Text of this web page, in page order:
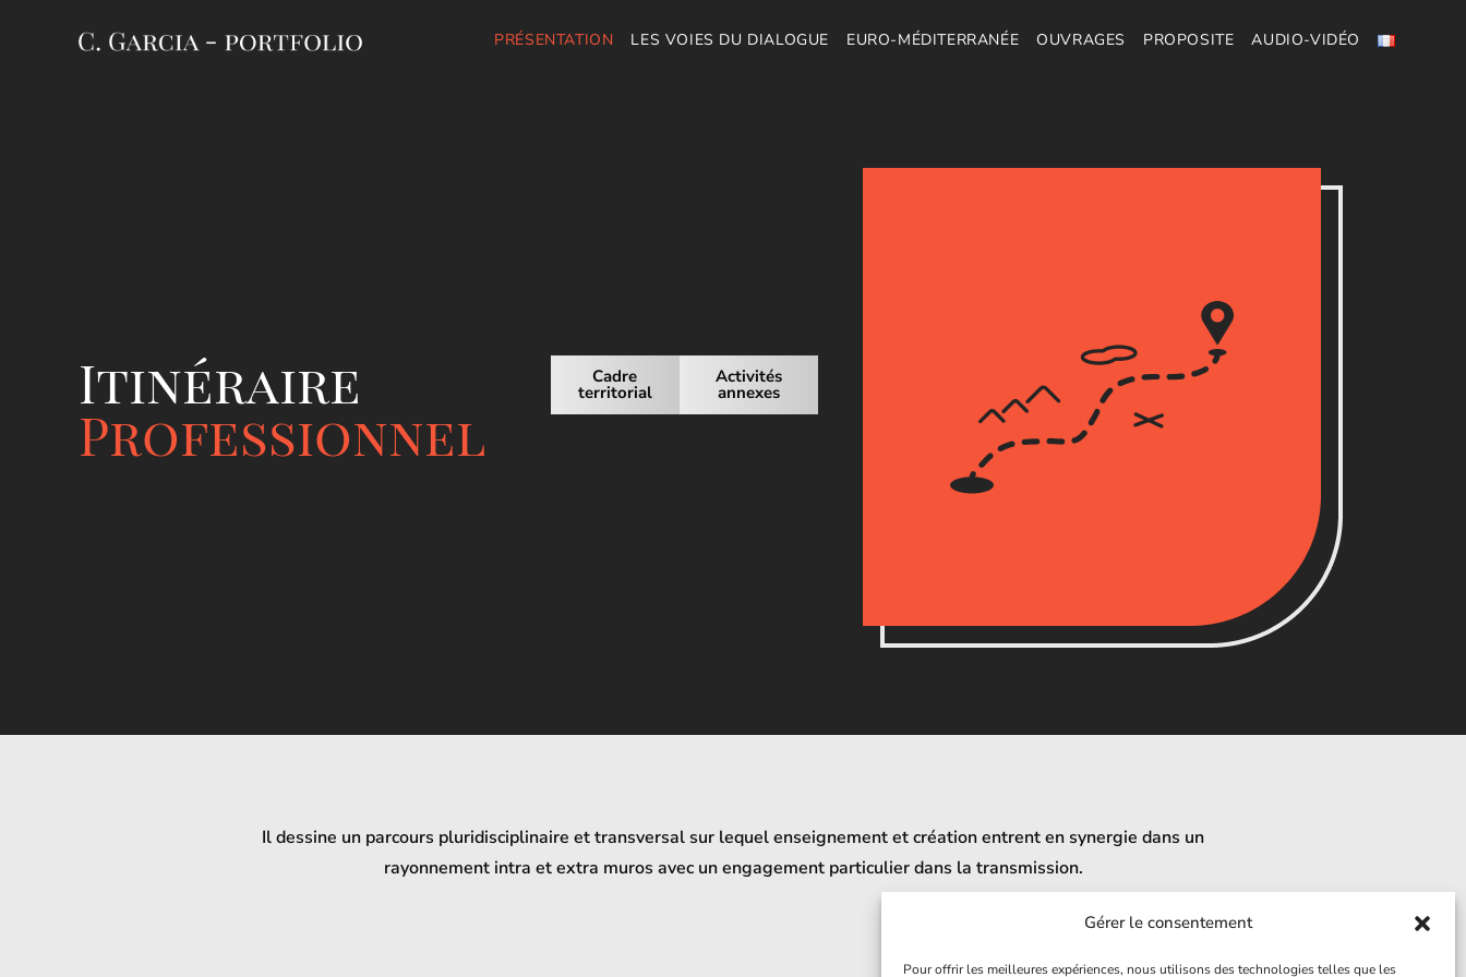
Gérer le consentement
Pour offrir les meilleures expériences, nous utilisons des technologies telles que les
PRÉSENTATION LES VOIES DU DIALOGUE EURO-MÉDITERRANÉE OUVRAGES PROPOSITE AUDIO-VIDÉO
Itinéraire
Professionnel
Cadre
territorial
Activités
annexes
Il dessine un parcours pluridisciplinaire et transversal sur lequel enseignement et création entrent en synergie dans un
rayonnement intra et extra muros avec un engagement particulier dans la transmission.